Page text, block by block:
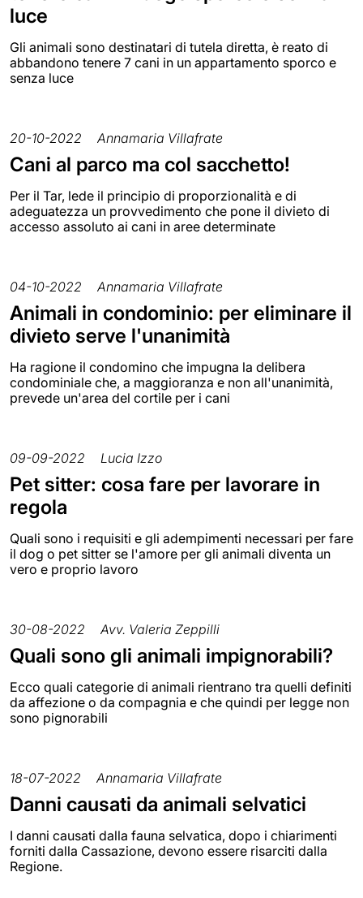
luce
Gli animali sono destinatari di tutela diretta, è reato di
abbandono tenere 7 cani in un appartamento sporco e
senza luce
20-10-2022 Annamaria Villafrate
Cani al parco ma col sacchetto!
Per il Tar, lede il principio di proporzionalità e di
adeguatezza un provvedimento che pone il divieto di
accesso assoluto ai cani in aree determinate
04-10-2022 Annamaria Villafrate
Animali in condominio: per eliminare il
divieto serve l'unanimità
Ha ragione il condomino che impugna la delibera
condominiale che, a maggioranza e non all'unanimità,
prevede un'area del cortile per i cani
09-09-2022 Lucia Izzo
Pet sitter: cosa fare per lavorare in
regola
Quali sono i requisiti e gli adempimenti necessari per fare
il dog o pet sitter se l'amore per gli animali diventa un
vero e proprio lavoro
30-08-2022 Avv. Valeria Zeppilli
Quali sono gli animali impignorabili?
Ecco quali categorie di animali rientrano tra quelli definiti
da affezione o da compagnia e che quindi per legge non
sono pignorabili
18-07-2022 Annamaria Villafrate
Danni causati da animali selvatici
I danni causati dalla fauna selvatica, dopo i chiarimenti
forniti dalla Cassazione, devono essere risarciti dalla
Regione.